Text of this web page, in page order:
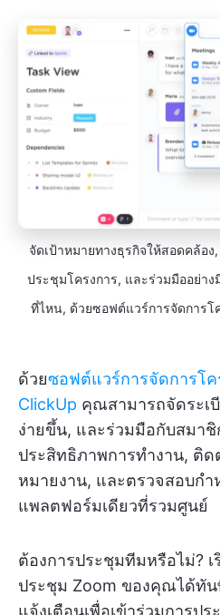
จัดเป้าหมายทางธุรกิจให้สอดคล้อ
ประชุมโครงการ, และร่วมมืออย่า
ที่ไหน, ด้วยซอฟต์แวร์การจัดการโ
ด้วยซอฟต์แวร์การจัดการโค
ClickUp คุณสามารถจัดระเ
ง่ายขึ้น, และร่วมมือกับสมา
ประสิทธิภาพการทำงาน, ติ
หมายงาน, และตรวจสอบกำ
แพลตฟอร์มเดียวที่รวมศูนย์
ต้องการประชุมทีมหรือไม่?
ประชุม Zoom ของคุณได้ทัน